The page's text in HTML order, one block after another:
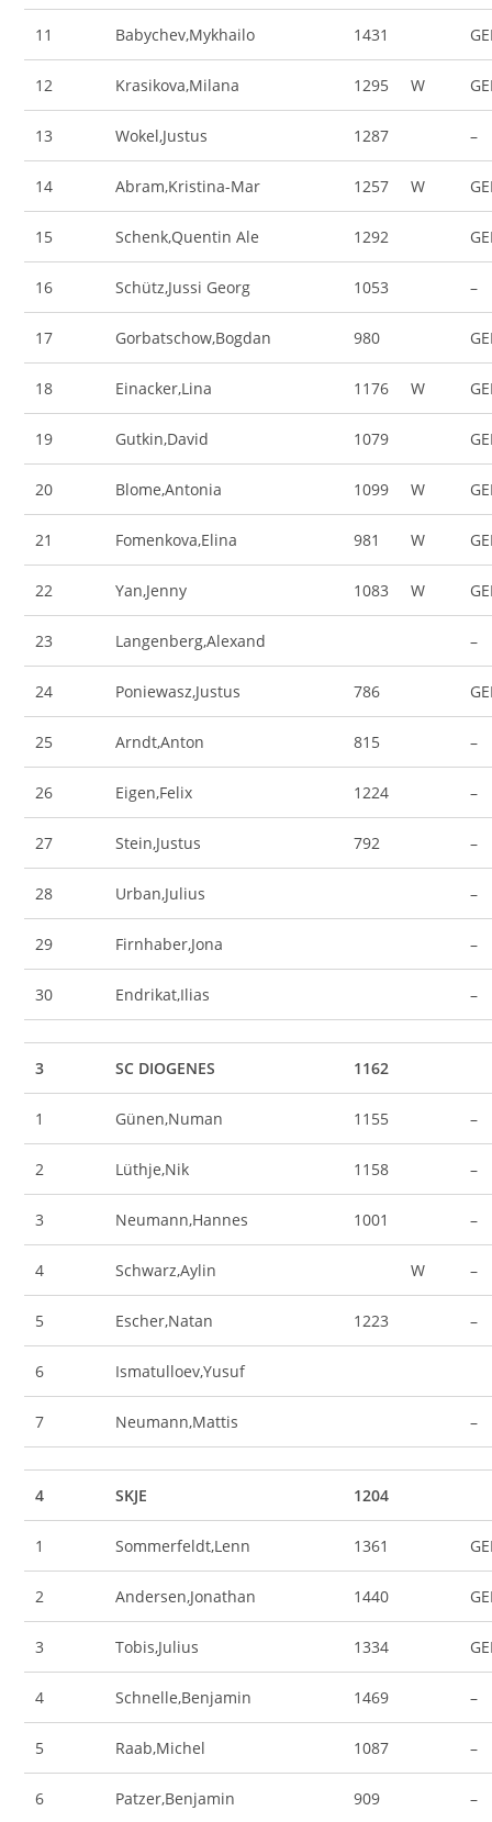
11 Babychev,Mykhailo 1431
12 Krasikova,Milana 1295 W
13 Wokel,Justus 1287 –
14 Abram,Kristina-Mar 1257 W
15 Schenk,Quentin Ale 1292
16 Schütz,Jussi Georg 1053 –
17 Gorbatschow,Bogdan 980
18 Einacker,Lina 1176 W
19 Gutkin,David 1079
20 Blome,Antonia 1099 W
21 Fomenkova,Elina 981 W
22 Yan,Jenny 1083 W
23 Langenberg,Alexand –
24 Poniewasz,Justus 786
25 Arndt,Anton 815 –
26 Eigen,Felix 1224 –
27 Stein,Justus 792 –
28 Urban,Julius –
29 Firnhaber,Jona –
30 Endrikat,Ilias –
3 SC DIOGENES 1162
1 Günen,Numan 1155 –
2 Lüthje,Nik 1158 –
3 Neumann,Hannes 1001 –
4 Schwarz,Aylin W –
5 Escher,Natan 1223 –
6 Ismatulloev,Yusuf
7 Neumann,Mattis –
4 SKJE 1204
1 Sommerfeldt,Lenn 1361
2 Andersen,Jonathan 1440
3 Tobis,Julius 1334
4 Schnelle,Benjamin 1469 –
5 Raab,Michel 1087 –
6 Patzer,Benjamin 909 –